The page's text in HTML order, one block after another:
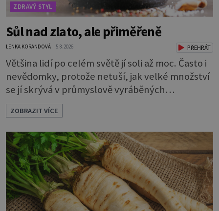
ZDRAVÝ STYL
Sůl nad zlato, ale přiměřeně
LENKA KORANDOVÁ 5.8.2026 PŘEHRÁT
Většina lidí po celém světě jí soli až moc. Často i
nevědomky, protože netuší, jak velké množství
se jí skrývá v průmyslově vyráběných
potravinách, dokonce i těch sladkých. Sůl je
zdravá Ale v ani ne třetinovém množství, než je
pro většinu populace běžné. Její základní
složky– sodík a chlór – jsou zásadní pro správné
hospodaření organismu s tekutinami. Pomáhají
totiž udrž
ZOBRAZIT VÍCE